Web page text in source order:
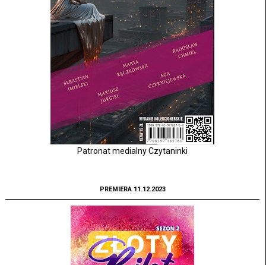
Patronat medialny Czytaninki
PREMIERA 11.12.2023